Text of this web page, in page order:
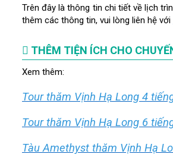
Trên đây là thông tin chi tiết về lịch
thêm các thông tin, vui lòng liên hệ với
THÊM TIỆN ÍCH CHO
Xem thêm:
Tour thăm Vịnh Hạ Long 4
Tour thăm Vịnh Hạ Long 6
Tàu Amethyst thăm Vịnh Hạ